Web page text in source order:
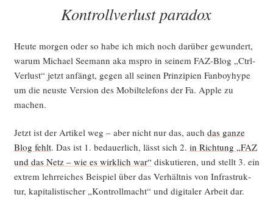
Kontrollverlust paradox
Heu­te mor­gen oder so habe ich mich noch dar­über gewun­dert,
war­um Micha­el See­mann aka mspro in sei­nem FAZ-Blog „Ctrl-
Ver­lust“ jetzt anfängt, gegen all sei­nen Prin­zi­pi­en Fan­boy­hype
um die neus­te Ver­si­on des Mobil­te­le­fons der Fa. Apple zu
machen.
Jetzt ist der Arti­kel weg – aber nicht nur das, auch das gan­ze
Blog fehlt. Das ist 1. bedau­er­lich, lässt sich 2. in Rich­tung „FAZ
und das Netz – wie es wirk­lich war“ dis­ku­tie­ren, und stellt 3. ein
extrem lehr­rei­ches Bei­spiel über das Ver­hält­nis von Infra­struk­
tur, kapi­ta­lis­ti­scher „Kon­troll­macht“ und digi­ta­ler Arbeit dar.